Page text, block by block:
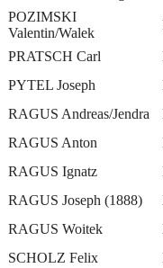
POZIMSKI
Valentin/Walek
PRATSCH Carl
PYTEL Joseph
RAGUS Andreas/Jendra
RAGUS Anton
RAGUS Ignatz
RAGUS Joseph (1888)
RAGUS Woitek
SCHOLZ Felix